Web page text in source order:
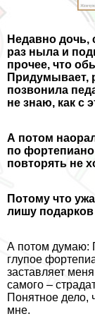
Недавно дочь,
раз ныла и
прочее, что
Придумывает,
позвонила
не знаю, как с
А потом
по фортепиано
повторять не
Потому что
лишу
А потом думаю:
глупое
заставляет
самого –
Понятное дело,
мне.